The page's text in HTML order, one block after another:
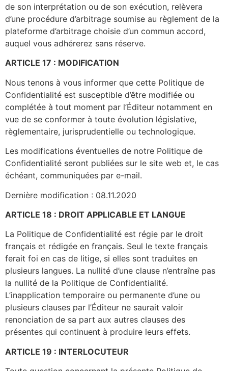
de son interprétation ou de son exécution, relèvera
d’une procédure d’arbitrage soumise au règlement de la
plateforme d’arbitrage choisie d’un commun accord,
auquel vous adhérerez sans réserve.
ARTICLE 17 : MODIFICATION
Nous tenons à vous informer que cette Politique de
Confidentialité est susceptible d’être modifiée ou
complétée à tout moment par l’Éditeur notamment en
vue de se conformer à toute évolution législative,
règlementaire, jurisprudentielle ou technologique.
Les modifications éventuelles de notre Politique de
Confidentialité seront publiées sur le site web et, le cas
échéant, communiquées par e-mail.
Dernière modification : 08.11.2020
ARTICLE 18 : DROIT APPLICABLE ET LANGUE
La Politique de Confidentialité est régie par le droit
français et rédigée en français. Seul le texte français
ferait foi en cas de litige, si elles sont traduites en
plusieurs langues. La nullité d’une clause n’entraîne pas
la nullité de la Politique de Confidentialité.
L’inapplication temporaire ou permanente d’une ou
plusieurs clauses par l’Éditeur ne saurait valoir
renonciation de sa part aux autres clauses des
présentes qui continuent à produire leurs effets.
ARTICLE 19 : INTERLOCUTEUR